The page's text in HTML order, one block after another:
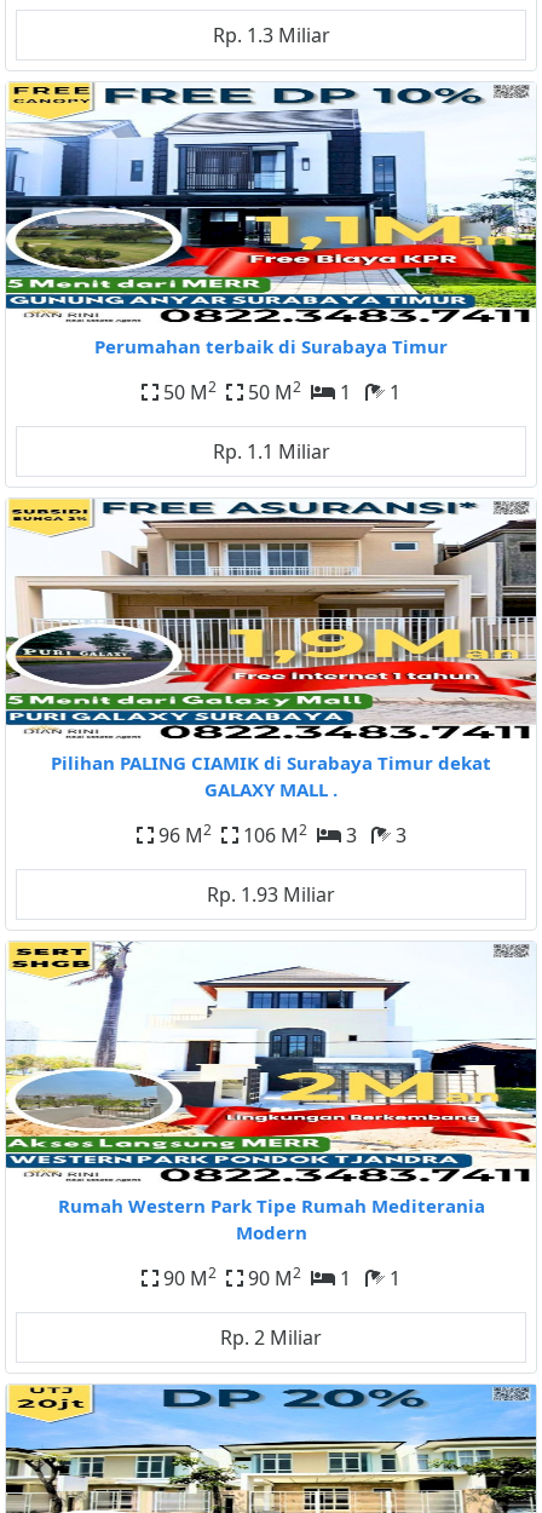
Rp. 1.3 Miliar
Perumahan terbaik di Surabaya Timur
50 M2 50 M2 1 1
Rp. 1.1 Miliar
Pilihan PALING CIAMIK di Surabaya Timur dekat
GALAXY MALL .
96 M2 106 M2 3 3
Rp. 1.93 Miliar
Rumah Western Park Tipe Rumah Mediterania
Modern
90 M2 90 M2 1 1
Rp. 2 Miliar